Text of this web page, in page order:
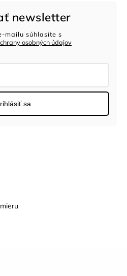
newsletter
mailu súhlasíte s
osobných údajov
sa